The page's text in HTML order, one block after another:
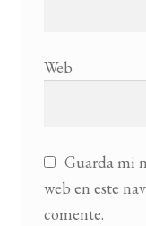
Web
Guarda mi
web en este
comente.